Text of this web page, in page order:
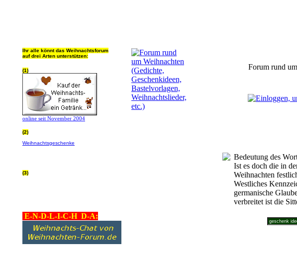
Ihr alle könnt das Weihnachtsforum
auf drei Arten unterstützen:
(1)
online seit November 2004
(2)
Weihnachtsgeschenke
(3)
E-N-D-L-I-C-H D-A:
Forum rund
Bedeutung des
Ist es doch die in
Weihnachten
Westliches
germanische
verbreitet ist die